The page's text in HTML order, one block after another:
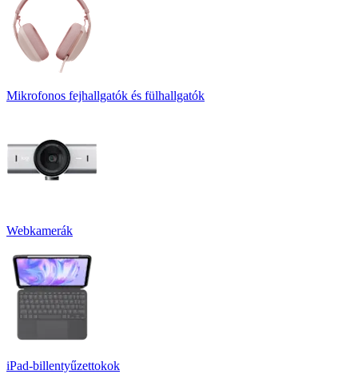
Mikrofonos fejhallgatók és fülhallgatók
Webkamerák
iPad-billentyűzettokok